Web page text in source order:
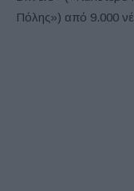
Πόλης») από 9.000